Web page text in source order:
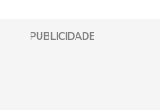
PUBLICIDADE